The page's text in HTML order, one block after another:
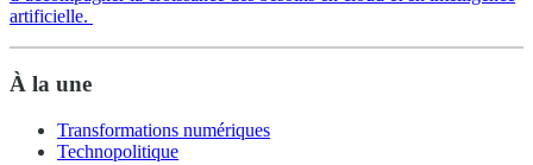
artificielle.
À la une
Transformations numériques
Technopolitique